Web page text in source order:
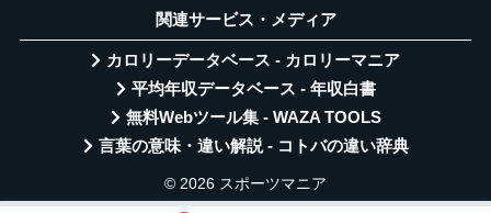
関連サービス・メディア
カロリーデータベース - カロリーマニア
平均年収データベース - 年収白書
無料Webツール集 - WAZA TOOLS
言葉の意味・違い解説 - コトバの違い辞典
© 2026 スポーツマニア